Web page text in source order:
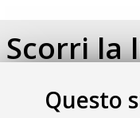
Questo
Scorri la